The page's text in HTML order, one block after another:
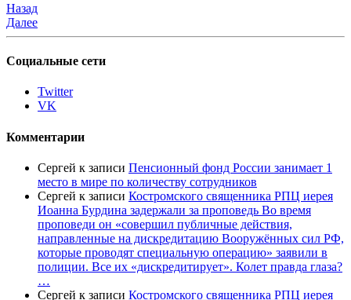
Назад
Далее
Социальные сети
Twitter
VK
Комментарии
Сергей к записи Пенсионный фонд России занимает 1
место в мире по количеству сотрудников
Сергей к записи Костромского священника РПЦ иерея
Иоанна Бурдина задержали за проповедь Во время
проповеди он «совершил публичные действия,
направленные на дискредитацию Вооружённых сил РФ,
которые проводят специальную операцию» заявили в
полиции. Все их «дискредитирует». Колет правда глаза?
…
Сергей к записи Костромского священника РПЦ иерея